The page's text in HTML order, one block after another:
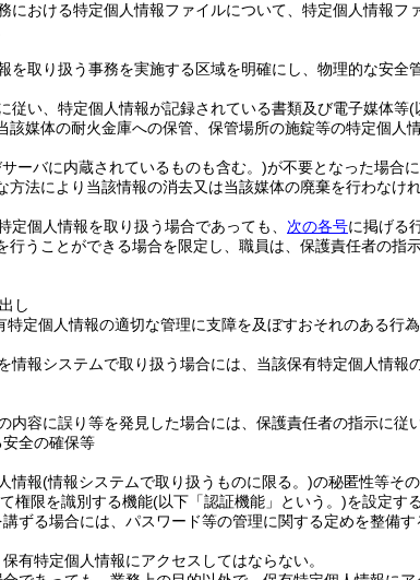
における特定個人情報ファイルについて、特定個人情報
を取り扱う事務を実施する区域を明確にし、物理的な安全
従い、特定個人情報が記録されている書類及び電子媒体等(
該媒体の耐火金庫への保管、保管場所の施錠等の特定個人
ーバに内蔵されているものも含む。)が不要となった場合
法により当該情報の消去又は当該媒体の廃棄を行わなけれ
定個人情報を取り扱う場合であっても、 次の各号に掲げる
うことができる場合を限定し、職員は、保護責任者の指
し
特定個人情報の適切な管理に支障を及ぼすおそれのある行為
情報システムで取り扱う場合には、当該保有特定個人情
内容に誤り等を発見した場合には、保護責任者の指示に従
全の確保等
情報(情報システムで取り扱うものに限る。)の秘匿性等そ
権限を識別する機能(以下「認証機能」という。)を設定す
ずる場合には、パスワード等の管理に関する定めを整備
有特定個人情報にアクセスしてはならない。